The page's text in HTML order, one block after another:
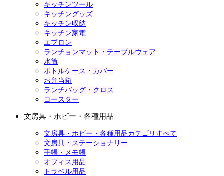
キッチンツール
キッチングッズ
キッチン収納
キッチン家電
エプロン
ランチョンマット・テーブルウェア
水筒
ボトルケース・カバー
お弁当箱
ランチバッグ・クロス
コースター
文房具・ホビー・各種用品
文房具・ホビー・各種用品カテゴリすべて
文房具・ステーショナリー
手帳・メモ帳
オフィス用品
トラベル用品